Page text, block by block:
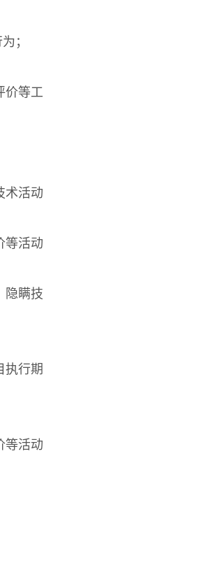
；
价等工
术活动
等活动
隐瞒技
行期
等活动